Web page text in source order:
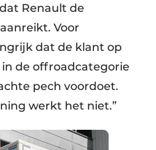
Renault de
Voor
dat de klant op
de offroadcategorie
pech voordoet.
werkt het niet.”